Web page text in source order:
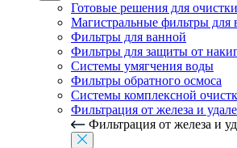
Готовые решения для
Магистральные фильтры для
Фильтры для ванной
Фильтры для защиты от
Системы умягчения воды
Фильтры обратного осмоса
Системы комплексной
Фильтрация от железа и
Фильтрация от железа и